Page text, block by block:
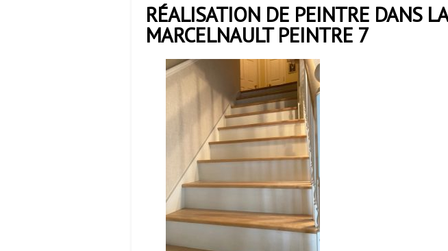
RÉALISATION DE PEINTRE DANS
MARCELNAULT PEINTRE 7